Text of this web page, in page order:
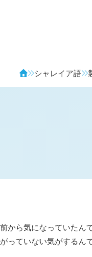
シャレイア語
前から気になっていたん
がっていない気がするん